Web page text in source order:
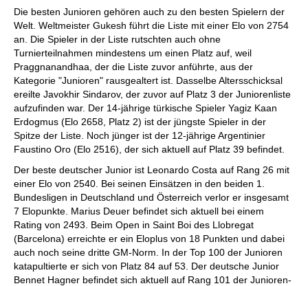
Die besten Junioren gehören auch zu den besten Spielern der
Welt. Weltmeister Gukesh führt die Liste mit einer Elo von 2754
an. Die Spieler in der Liste rutschten auch ohne
Turnierteilnahmen mindestens um einen Platz auf, weil
Praggnanandhaa, der die Liste zuvor anführte, aus der
Kategorie "Junioren" rausgealtert ist. Dasselbe Altersschicksal
ereilte Javokhir Sindarov, der zuvor auf Platz 3 der Juniorenliste
aufzufinden war. Der 14-jährige türkische Spieler Yagiz Kaan
Erdogmus (Elo 2658, Platz 2) ist der jüngste Spieler in der
Spitze der Liste. Noch jünger ist der 12-jährige Argentinier
Faustino Oro (Elo 2516), der sich aktuell auf Platz 39 befindet.
Der beste deutscher Junior ist Leonardo Costa auf Rang 26 mit
einer Elo von 2540. Bei seinen Einsätzen in den beiden 1.
Bundesligen in Deutschland und Österreich verlor er insgesamt
7 Elopunkte. Marius Deuer befindet sich aktuell bei einem
Rating von 2493. Beim Open in Saint Boi des Llobregat
(Barcelona) erreichte er ein Eloplus von 18 Punkten und dabei
auch noch seine dritte GM-Norm. In der Top 100 der Junioren
katapultierte er sich von Platz 84 auf 53. Der deutsche Junior
Bennet Hagner befindet sich aktuell auf Rang 101 der Junioren-